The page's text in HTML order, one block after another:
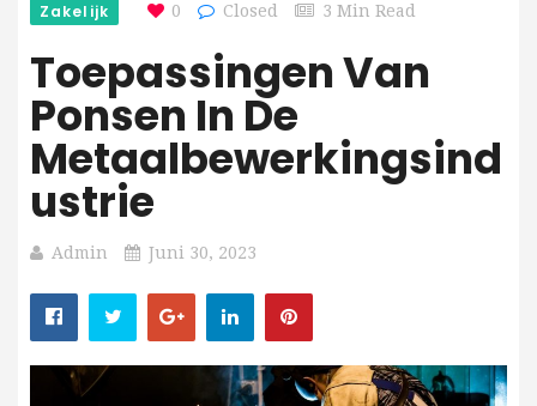
Zakelijk 0 Closed 3 Min Read
Toepassingen Van
Ponsen In De
Metaalbewerkingsind
Ustrie
Admin Juni 30, 2023